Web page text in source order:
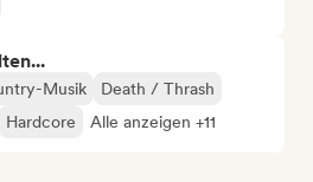
Musik
Death / Thrash
Hardcore Alle anzeigen +11